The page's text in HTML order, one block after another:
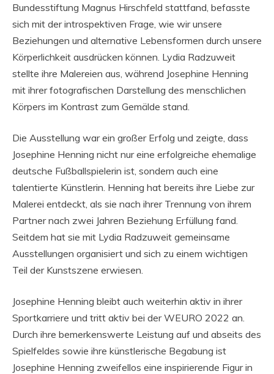
Bundesstiftung Magnus Hirschfeld stattfand, befasste
sich mit der introspektiven Frage, wie wir unsere
Beziehungen und alternative Lebensformen durch unsere
Körperlichkeit ausdrücken können. Lydia Radzuweit
stellte ihre Malereien aus, während Josephine Henning
mit ihrer fotografischen Darstellung des menschlichen
Körpers im Kontrast zum Gemälde stand.
Die Ausstellung war ein großer Erfolg und zeigte, dass
Josephine Henning nicht nur eine erfolgreiche ehemalige
deutsche Fußballspielerin ist, sondern auch eine
talentierte Künstlerin. Henning hat bereits ihre Liebe zur
Malerei entdeckt, als sie nach ihrer Trennung von ihrem
Partner nach zwei Jahren Beziehung Erfüllung fand.
Seitdem hat sie mit Lydia Radzuweit gemeinsame
Ausstellungen organisiert und sich zu einem wichtigen
Teil der Kunstszene erwiesen.
Josephine Henning bleibt auch weiterhin aktiv in ihrer
Sportkarriere und tritt aktiv bei der WEURO 2022 an.
Durch ihre bemerkenswerte Leistung auf und abseits des
Spielfeldes sowie ihre künstlerische Begabung ist
Josephine Henning zweifellos eine inspirierende Figur in